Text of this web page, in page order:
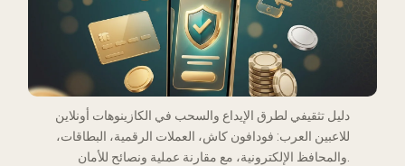
دليل تثقيفي لطرق الإيداع والسحب في الكازينوهات أونلاين
للاعبين العرب: فودافون كاش، العملات الرقمية، البطاقات،
والمحافظ الإلكترونية، مع مقارنة عملية ونصائح للأمان.